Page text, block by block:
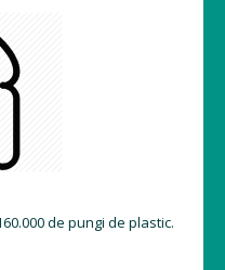
de pungi de plastic.